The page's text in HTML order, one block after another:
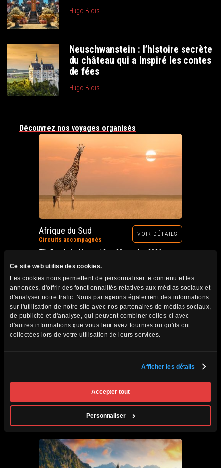
Ce site web utilise des cookies.
Les cookies nous permettent de personnaliser le contenu et les
annonces, d'offrir des fonctionnalités relatives aux médias sociaux et
d'analyser notre trafic. Nous partageons également des informations
sur l'utilisation de notre site avec nos partenaires de médias sociaux,
de publicité et d'analyse, qui peuvent combiner celles-ci avec
d'autres informations que vous leur avez fournies ou qu'ils ont
collectées lors de votre utilisation de leurs services.
Afficher les détails
Accepter tout
Personnaliser
Hugo Blois
Neuschwanstein : l’histoire secrète
du château qui a inspiré les contes
de fées
Hugo Blois
Découvrez nos voyages organisés
Afrique du Sud
Circuits accompagnés
VOIR DÉTAILS
Prochain départ : 12 au 28 octobre 2026